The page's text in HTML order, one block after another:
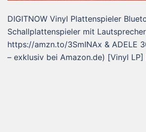
DIGITNOW Vinyl Plattenspieler
Schallplattenspieler mit Lautsprecher |
https://amzn.to/3SmINAx & ADELE
– exklusiv bei Amazon.de) [Vinyl